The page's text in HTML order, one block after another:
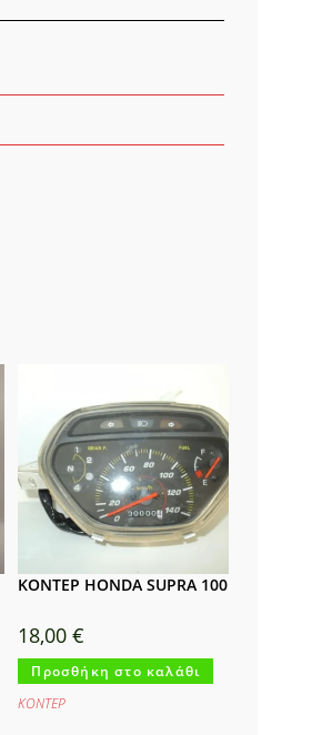
ΚΟΝΤΕΡ HONDA SUPRA 100
18,00€
Προσθήκη στο καλάθι
ΚΟΝΤΕΡ